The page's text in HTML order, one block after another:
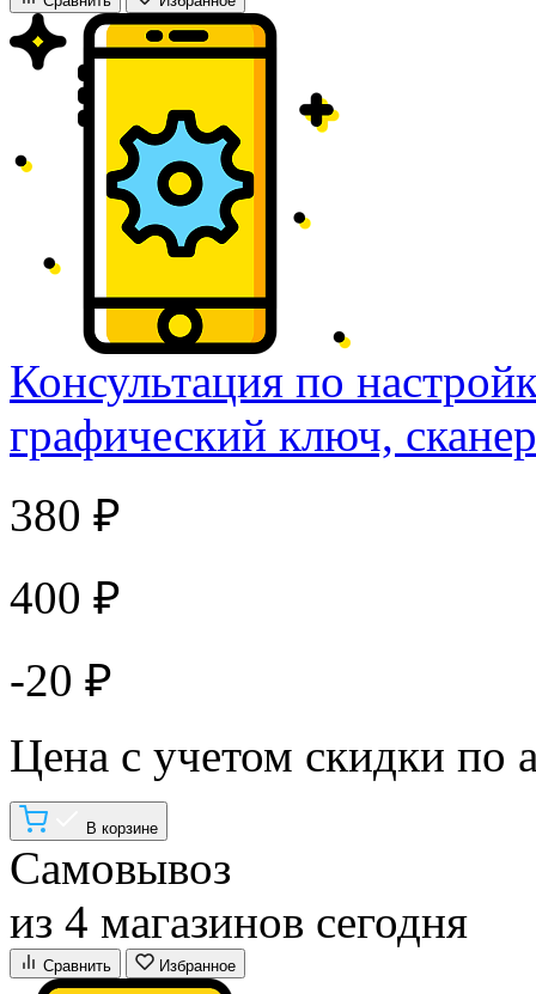
Консультация по
графический ключ,
380 ₽
400 ₽
-20 ₽
Цена с учетом скидки по
В корзине
Самовывоз
из 4 магазинов сегодня
Сравнить Избранное